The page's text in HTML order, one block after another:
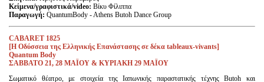
Κείμενα/γραφιστικά/video: Βίκυ Φίλιππα
Παραγωγή: QuantumBody - Athens Butoh Dance Group
CABARET 1825
[H Oδύσσεια της Ελληνικής Επανάστασης σε δέκα tableaux-vivants]
Quantum Body
ΣΑΒΒΑΤΟ 21, 28 ΜΑΪΟΥ & ΚΥΡΙΑΚΗ 29 ΜΑΪΟΥ
Σωματικό θέατρο, με στοιχεία της Ιαπωνικής παραστατικής τέχνης Butoh και